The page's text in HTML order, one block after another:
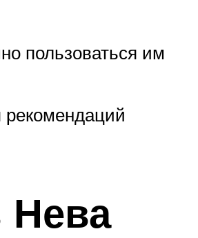
пользоваться им
рекомендаций
Нева